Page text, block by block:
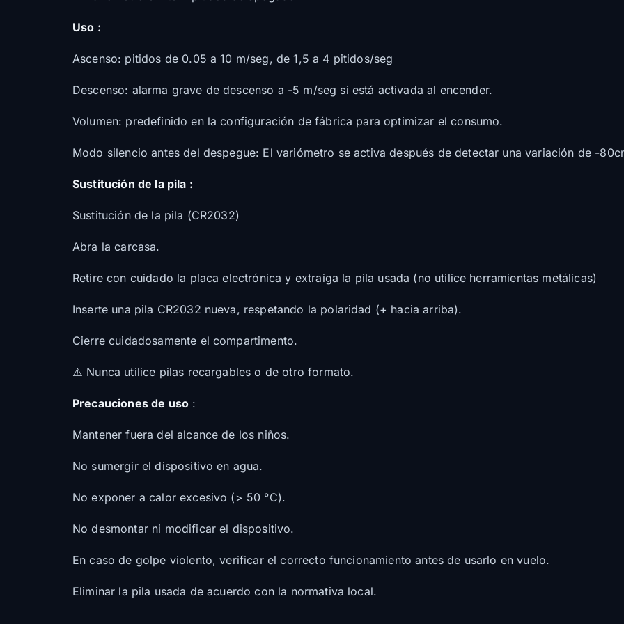
Uso :
Ascenso: pitidos de 0.05 a 10 m/seg, de 1,5 a 4 pitidos/seg
Descenso: alarma grave de descenso a -5 m/seg si está activada al encender.
Volumen: predefinido en la configuración de fábrica para optimizar el consumo.
Modo silencio antes del despegue: El variómetro se activa después de detectar una variación de -
Sustitución de la pila :
Sustitución de la pila (CR2032)
Abra la carcasa.
Retire con cuidado la placa electrónica y extraiga la pila usada (no utilice herramientas metálicas)
Inserte una pila CR2032 nueva, respetando la polaridad (+ hacia arriba).
Cierre cuidadosamente el compartimento.
⚠️ Nunca utilice pilas recargables o de otro formato.
Precauciones de uso :
Mantener fuera del alcance de los niños.
No sumergir el dispositivo en agua.
No exponer a calor excesivo (> 50 °C).
No desmontar ni modificar el dispositivo.
En caso de golpe violento, verificar el correcto funcionamiento antes de usarlo en vuelo.
Eliminar la pila usada de acuerdo con la normativa local.